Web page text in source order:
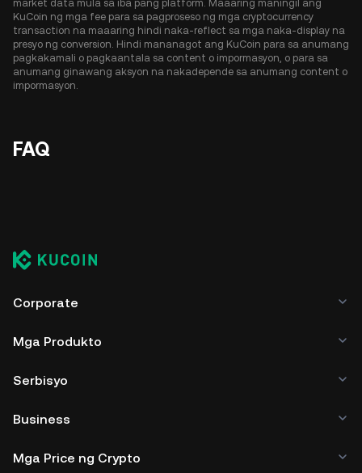
market data mula sa iba pang platform. Maaaring maningil ang
KuCoin ng mga fee para sa pagproseso ng mga cryptocurrency
transaction na maaaring hindi naka-reflect sa mga naka-display na
presyo ng conversion. Hindi mananagot ang KuCoin para sa anumang
pagkakamali o pagkaantala sa content o impormasyon, o para sa
anumang ginawang aksyon na nakadepende sa anumang content o
impormasyon.
FAQ
Corporate
Mga Produkto
Serbisyo
Business
Mga Price ng Crypto